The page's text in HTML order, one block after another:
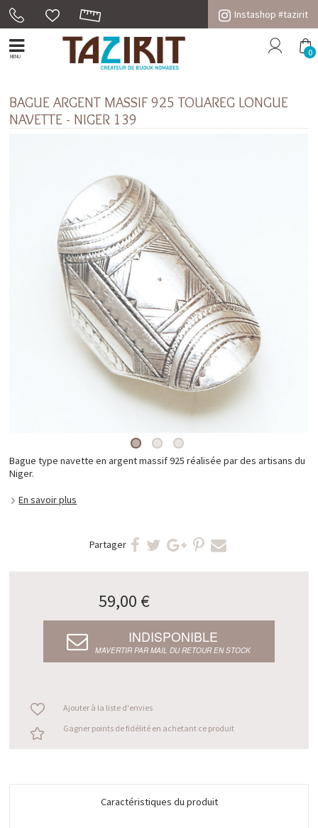
Instashop #tazirit
MENU 0
BAGUE ARGENT MASSIF 925 TOUAREG LONGUE
NAVETTE - NIGER 139
Bague type navette en argent massif 925 réalisée par des artisans du
Niger.
En savoir plus
Partager
59,00 €
INDISPONIBLE
M’AVERTIR PAR MAIL DU RETOUR EN STOCK
Ajouter à la liste d'envies
Gagner points de fidélité en achetant ce produit
Caractéristiques du produit